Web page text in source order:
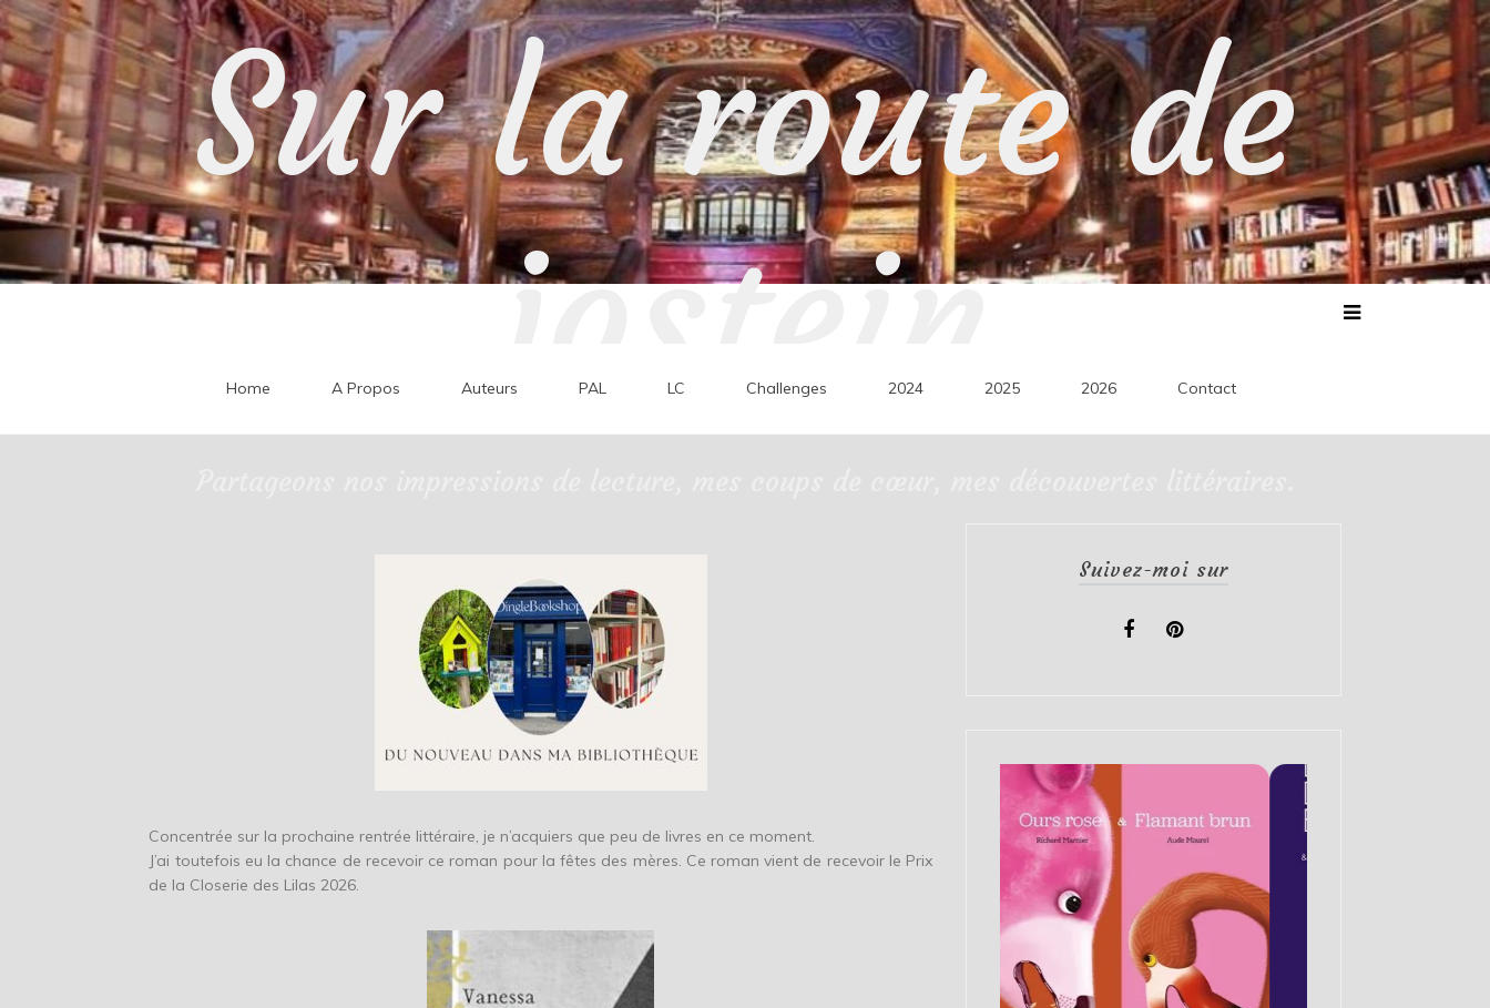
Skip
to
content
Sur la route de
jostein
Home A Propos Auteurs PAL LC Challenges 2024 2025 2026 Contact
Concentrée sur la prochaine rentrée littéraire, je n’acquiers que peu de livres en ce moment.
J’ai toutefois eu la chance de recevoir ce roman pour la fêtes des mères. Ce roman vient de recevoir le Prix
de la Closerie des Lilas 2026.
Suivez-moi sur